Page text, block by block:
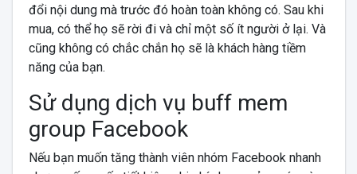
đổi nội dung mà trước đó hoàn toàn không có. Sau khi
mua, có thể họ sẽ rời đi và chỉ một số ít người ở lại. Và
cũng không có chắc chắn họ sẽ là khách hàng tiềm
năng của bạn.
Sử dụng dịch vụ buff mem
group Facebook
Nếu bạn muốn tăng thành viên nhóm Facebook nhanh